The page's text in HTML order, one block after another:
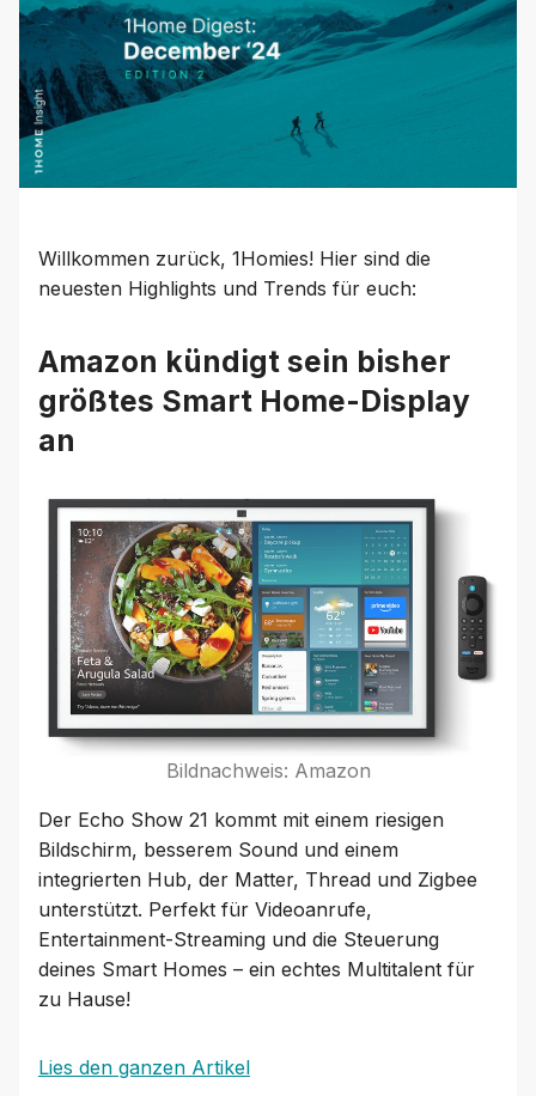
Willkommen zurück, 1Homies! Hier sind die
neuesten Highlights und Trends für euch:
Amazon kündigt sein bisher
größtes Smart Home-Display
an
Bildnachweis: Amazon
Der Echo Show 21 kommt mit einem riesigen
Bildschirm, besserem Sound und einem
integrierten Hub, der Matter, Thread und Zigbee
unterstützt. Perfekt für Videoanrufe,
Entertainment-Streaming und die Steuerung
deines Smart Homes – ein echtes Multitalent für
zu Hause!
Lies den ganzen Artikel